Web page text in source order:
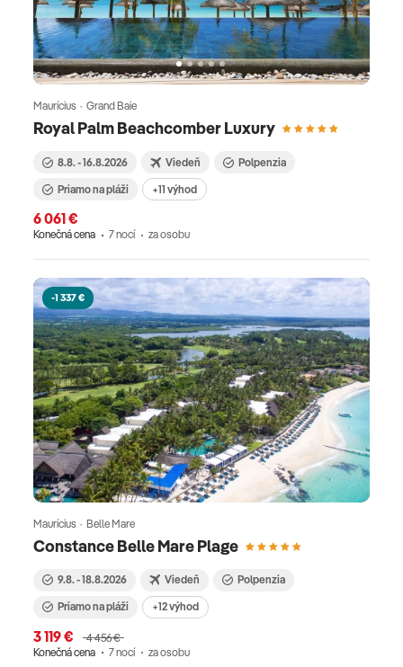
Royal Palm Beachcomber Luxury
Maurícius · Grand Baie
8.8. - 16.8.2026 Viedeň
Polpenzia
Priamo na pláži
+11 výhod
6 061 €
Konečná cena 7 nocí za osobu
-1 337 €
Constance Belle Mare Plage
Maurícius · Belle Mare
9.8. - 18.8.2026 Viedeň
Polpenzia
Priamo na pláži
+12 výhod
3 119 €
4 456 €
Konečná cena
7 nocí za osobu